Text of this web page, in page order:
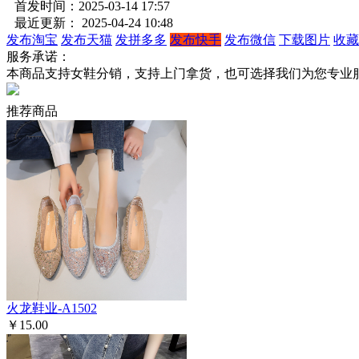
首发时间：2025-03-14 17:57
最近更新： 2025-04-24 10:48
发布淘宝 发布天猫 发拼多多 发布快手 发布微信 下载图片 收
服务承诺：
本商品支持女鞋分销，支持上门拿货，也可选择我们为您专业
推荐商品
火龙鞋业-A1502
￥15.00